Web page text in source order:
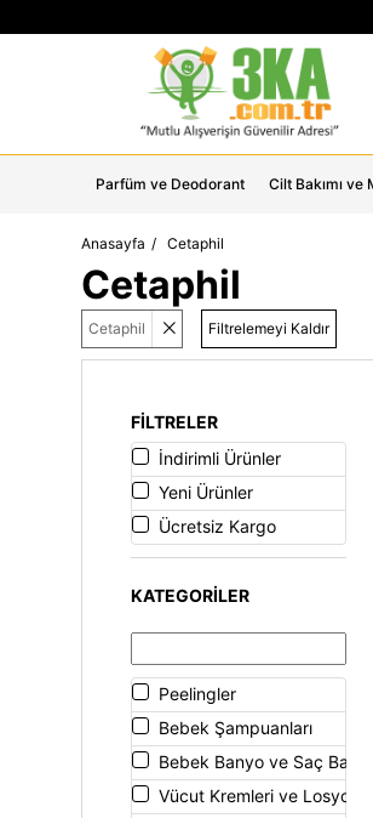
Parfüm ve Deodorant Cilt Bakımı ve
Anasayfa Cetaphil
FILTRELER
İndirimli Ürünler
Yeni Ürünler
Ücretsiz Kargo
KATEGORILER
Peelingler
Bebek Şampuanları
Bebek Banyo ve Saç Bakımı
Vücut Kremleri ve Losyonları
Cetaphil
Cetaphil Filtrelemeyi Kaldır